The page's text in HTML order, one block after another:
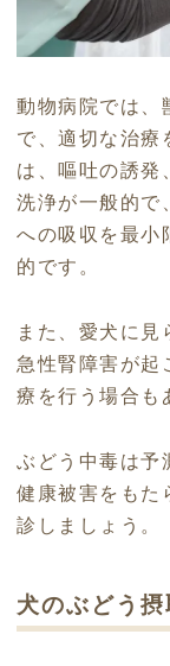
動物病院では、
で、適切な治療
は、嘔吐の誘発
洗浄が一般的で
への吸収を最小
的です。
また、愛犬に見
急性腎障害が起
療を行う場合も
ぶどう中毒は予
健康被害をもた
診しましょう。
犬のぶどう